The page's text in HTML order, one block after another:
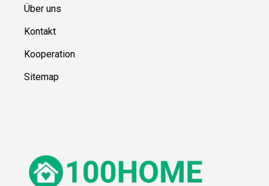
Über uns
Kontakt
Kooperation
Sitemap